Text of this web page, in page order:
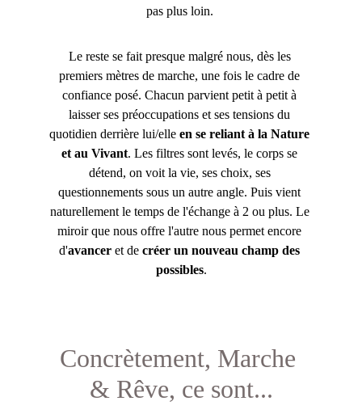
pas plus loin.
Le reste se fait presque malgré nous, dès les
premiers mètres de marche, une fois le cadre de
confiance posé. Chacun parvient petit à petit à
laisser ses préoccupations et ses tensions du
quotidien derrière lui/elle en se reliant à la Nature
et au Vivant. Les filtres sont levés, le corps se
détend, on voit la vie, ses choix, ses
questionnements sous un autre angle. Puis vient
naturellement le temps de l'échange à 2 ou plus. Le
miroir que nous offre l'autre nous permet encore
d'avancer et de créer un nouveau champ des
possibles.
Concrètement, Marche
& Rêve, ce sont...